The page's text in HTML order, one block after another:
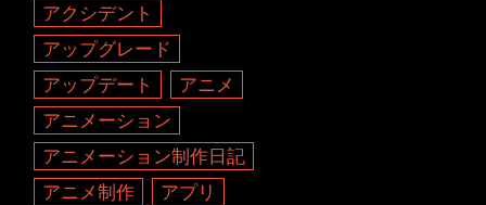
アクシデント
アップグレード
アップデート
アニメ
アニメーション
アニメーション制作日記
アニメ制作
アプリ